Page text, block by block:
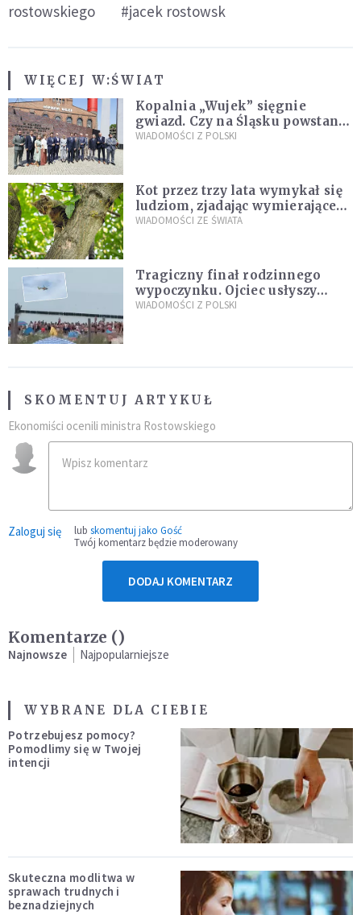
rostowskiego
#jacek rostowsk
WIĘCEJ W:ŚWIAT
Kopalnia „Wujek” sięgnie
gwiazd. Czy na Śląsku powstanie
„Dolina Krzemowa”?
WIADOMOŚCI Z POLSKI
Kot przez trzy lata wymykał się
ludziom, zjadając wymierające
kaczki. W końcu popełnił
WIADOMOŚCI ZE ŚWIATA
Tragiczny finał rodzinnego
wypoczynku. Ojciec usłyszy
zarzuty
WIADOMOŚCI Z POLSKI
SKOMENTUJ ARTYKUŁ
Ekonomiści ocenili ministra Rostowskiego
Zaloguj się lub skomentuj jako Gość
Twój komentarz będzie moderowany
DODAJ KOMENTARZ
Komentarze ()
Najnowsze Najpopularniejsze
WYBRANE DLA CIEBIE
Potrzebujesz pomocy?
Pomodlimy się w Twojej
intencji
Skuteczna modlitwa w
sprawach trudnych i
beznadziejnych